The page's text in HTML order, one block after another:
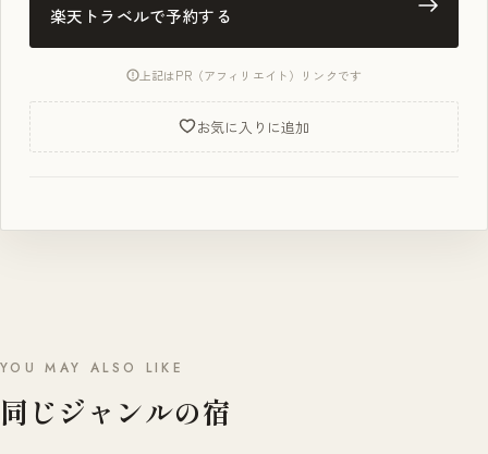
楽天トラベルで予約する
上記はPR（アフィリエイト）リンクです
お気に入りに追加
YOU MAY ALSO LIKE
同じジャンルの宿